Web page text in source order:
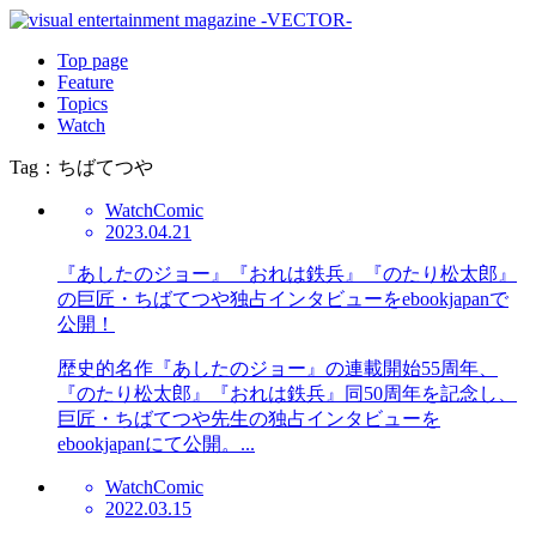
Top page
Feature
Topics
Watch
Tag：ちばてつや
WatchComic
2023.04.21
『あしたのジョー』『おれは鉄兵』『のたり松太郎』
の巨匠・ちばてつや独占インタビューをebookjapanで
公開！
歴史的名作『あしたのジョー』の連載開始55周年、
『のたり松太郎』『おれは鉄兵』同50周年を記念し、
巨匠・ちばてつや先生の独占インタビューを
ebookjapanにて公開。...
WatchComic
2022.03.15